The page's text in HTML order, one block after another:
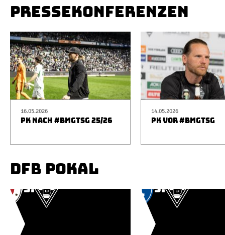
PRESSEKONFERENZEN
16.05.2026
PK NACH #BMGTSG 25/26
14.05.2026
PK VOR #BMGTSG
DFB POKAL